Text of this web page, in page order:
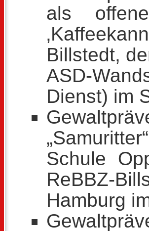
als
Billstedt,
ASD-
Dienst) im
Schule
ReBBZ-
Hamburg